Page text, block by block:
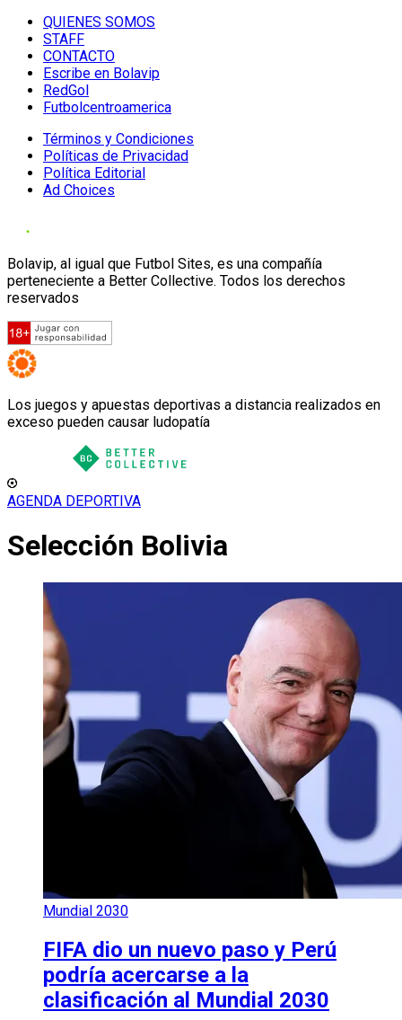
QUIENES SOMOS
STAFF
CONTACTO
Escribe en Bolavip
RedGol
Futbolcentroamerica
Términos y Condiciones
Políticas de Privacidad
Política Editorial
Ad Choices
Bolavip, al igual que Futbol Sites, es una compañía
perteneciente a Better Collective. Todos los derechos
reservados
Los juegos y apuestas deportivas a distancia realizados en
exceso pueden causar ludopatía
AGENDA DEPORTIVA
Selección Bolivia
Mundial 2030
FIFA dio un nuevo paso y Perú
podría acercarse a la
clasificación al Mundial 2030